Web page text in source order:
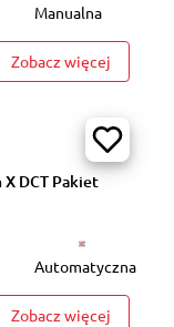
Manualna
Zobacz więcej
DCT Pakiet
Automatyczna
Zobacz więcej